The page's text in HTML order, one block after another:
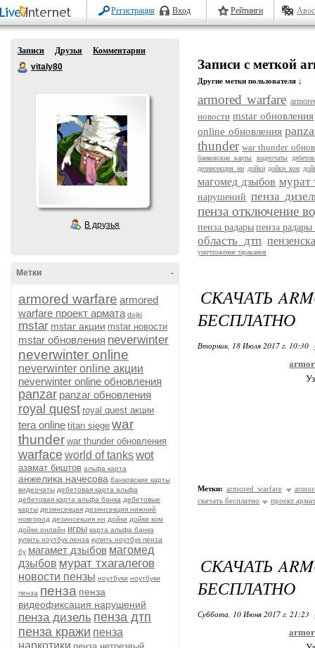
Регистрация Вход Рейтинги
Записи Друзья
Комментарии
vitaly80
В друзья
-
Метки
armored warfare armored
warfare проект армата dojki
mstar mstar акции mstar новости
mstar обновления neverwinter
neverwinter online
neverwinter online акции
neverwinter online обновления
panzar panzar обновления
royal quest royal quest акции
tera online titan siege war
thunder war thunder обновления
warfaceworld of tankswot
азамат биштов альфа карта
анжелика начесова банковские карты
видеочаты дебетовая карта альфа
дебетовая карта альфа банка дебетовые
карты дезинсекция дезинсекция нижний
новгород дезинсекция нн дойки дойки ком
дойки онлайн игры карта альфа банка
купить ноутбук пенза купить ноутбук пенза
бу магамет дзыбов магомед
дзыбов мурат тхагалегов
новости пензы ноутбуки ноутбуки
пенза пенза пенза
видеофиксация нарушений
пенза дизель пенза дтп
пенза кражи пенза
наркотики
Записи с меткой
Другие метки пользователя ↓
armored warfare
новости mstar обновления
online обновления
thunder war thunder
банковские карты видеочаты
дезинсекция нн дойки дойки ком
магомед дзыбов мурат
нарушений пенза
пенза отключение
пенза радары пенза
область дтп
уничтожение тараканов
СКАЧАТЬ
БЕСПЛАТНО
Вторник, 18 Июля 2017 г. 10:30
Метки: armored warfare
скачать бесплатно
проект
СКАЧАТЬ
БЕСПЛАТНО
Суббота, 10 Июня 2017 г. 21:23